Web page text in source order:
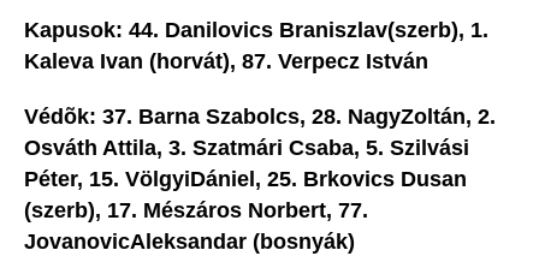
Kapusok: 44. Danilovics Braniszlav(szerb), 1.
Kaleva Ivan (horvát), 87. Verpecz István
Védõk: 37. Barna Szabolcs, 28. NagyZoltán, 2.
Osváth Attila, 3. Szatmári Csaba, 5. Szilvási
Péter, 15. VölgyiDániel, 25. Brkovics Dusan
(szerb), 17. Mészáros Norbert, 77.
JovanovicAleksandar (bosnyák)